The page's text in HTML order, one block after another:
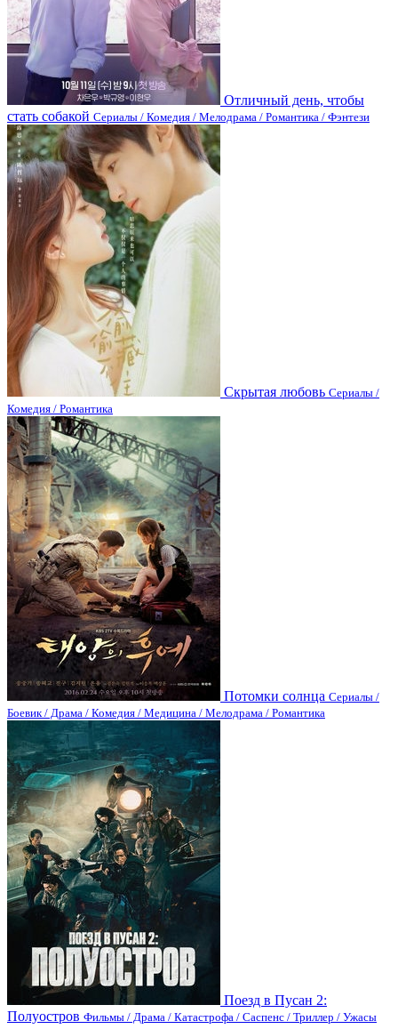
Отличный день, чтобы
стать собакой Сериалы / Комедия / Мелодрама / Романтика / Фэнтези
Скрытая любовь Сериалы /
Комедия / Романтика
Потомки солнца Сериалы /
Боевик / Драма / Комедия / Медицина / Мелодрама / Романтика
Поезд в Пусан 2:
Полуостров Фильмы / Драма / Катастрофа / Саспенс / Триллер / Ужасы